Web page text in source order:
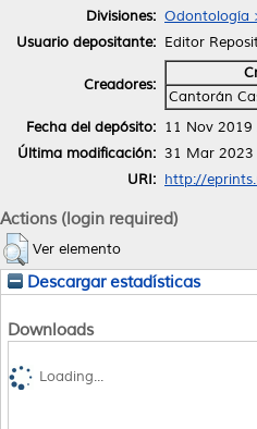
Divisiones: Odontología
Usuario depositante: Editor
Creadores:
Cantorán
Fecha del depósito: 11 Nov 2019
Última modificación: 31 Mar 2023
URI: http://
Actions (login required)
Ver elemento
Descargar estadísticas
Downloads
Loading...